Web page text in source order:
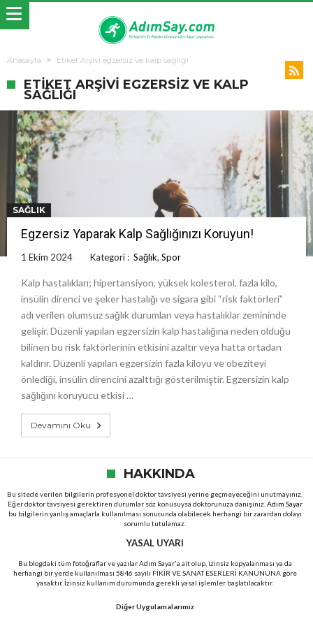
Anasayfa Etiket Arşivi egzersiz ve kalp sağlığı
ETIKET ARŞIVI EGZERSIZ VE KALP
SAĞLIĞI
SAĞLIK
Egzersiz Yaparak Kalp Sağlığınızı Koruyun!
1 Ekim 2024 Kategori : Sağlık, Spor
Kalp hastalıkları; hipertansiyon, yüksek kolesterol, fazla kilo,
insülin direnci ve şeker hastalığı ve sigara gibi “risk faktörleri”
adı verilen olumsuz sağlık durumları veya hastalıklar zemininde
gelişir. Düzenli yapılan egzersizin kalp hastalığına neden olduğu
bilinen bu risk faktörlerinin etkisini azaltır veya hatta ortadan
kaldırır. Düzenli yapılan egzersizin fazla kiloyu ve obeziteyi
önlediği, insülin direncini azalttığı gösterilmiştir. Egzersizin kalp
sağlığını koruyucu etkisi …
Devamını Oku
HAKKINDA
Bu sitede verilen bilgilerin profesyonel doktor tavsiyesi yerine geçmeyeceğini unutmayınız.
Eğer doktor tavsiyesi gerektiren durumlar söz konusuysa doktorunuza danışınız. Adım Sayar
bu bilgilerin yanlış amaçlarla kullanılması sonucunda olabilecek herhangi bir zarardan dolayı
sorumlu tutulamaz.
YASAL UYARI
Bu blogdaki tüm fotoğraflar ve yazılar Adım Sayar'a ait olup, izinsiz kopyalanması ya da
herhangi bir yerde kullanılması 5846 sayılı FİKİR VE SANAT ESERLERİ KANUNUNA göre
yasaktır. İzinsiz kullanım durumunda gerekli yasal işlemler başlatılacaktır.
Diğer Uygulamalarımız